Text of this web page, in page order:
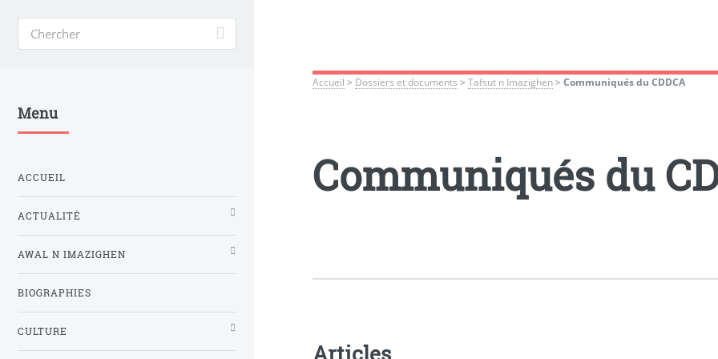
Accueil > Dossiers et documents >Tafsut n Imazighen>Communiqués du CDDCA
Communiqués du
Articles
Menu
ACCUEIL
ACTUALITÉ
AWAL N IMAZIGHEN
BIOGRAPHIES
CULTURE